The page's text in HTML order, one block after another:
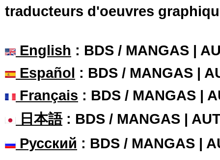
traducteurs d'oeuvres
English : BDS / MANGAS |
Español : BDS / MANGAS |
Français : BDS / MANGAS |
日本語: BDS / MANGAS |
Русский : BDS / MANGAS |